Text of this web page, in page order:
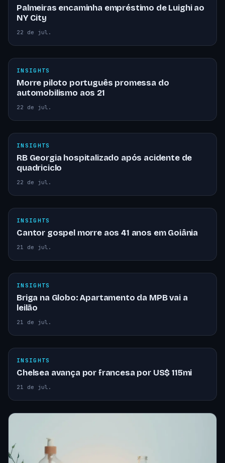
Palmeiras encaminha empréstimo de Luighi ao
NY City
22 de jul.
INSIGHTS
Morre piloto português promessa do
automobilismo aos 21
22 de jul.
INSIGHTS
RB Georgia hospitalizado após acidente de
quadriciclo
22 de jul.
INSIGHTS
Cantor gospel morre aos 41 anos em Goiânia
21 de jul.
INSIGHTS
Briga na Globo: Apartamento da MPB vai a
leilão
21 de jul.
INSIGHTS
Chelsea avança por francesa por US$ 115mi
21 de jul.